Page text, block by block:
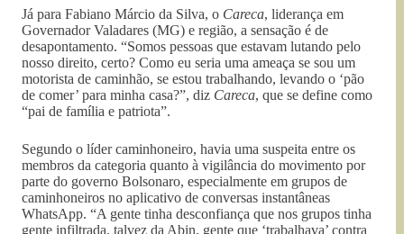
Já para Fabiano Márcio da Silva, o Careca, liderança em
Governador Valadares (MG) e região, a sensação é de
desapontamento. “Somos pessoas que estavam lutando pelo
nosso direito, certo? Como eu seria uma ameaça se sou um
motorista de caminhão, se estou trabalhando, levando o ‘pão
de comer’ para minha casa?”, diz Careca, que se define como
“pai de família e patriota”.
Segundo o líder caminhoneiro, havia uma suspeita entre os
membros da categoria quanto à vigilância do movimento por
parte do governo Bolsonaro, especialmente em grupos de
caminhoneiros no aplicativo de conversas instantâneas
WhatsApp. “A gente tinha desconfiança que nos grupos tinha
gente infiltrada, talvez da Abin, gente que ‘trabalhava’ contra